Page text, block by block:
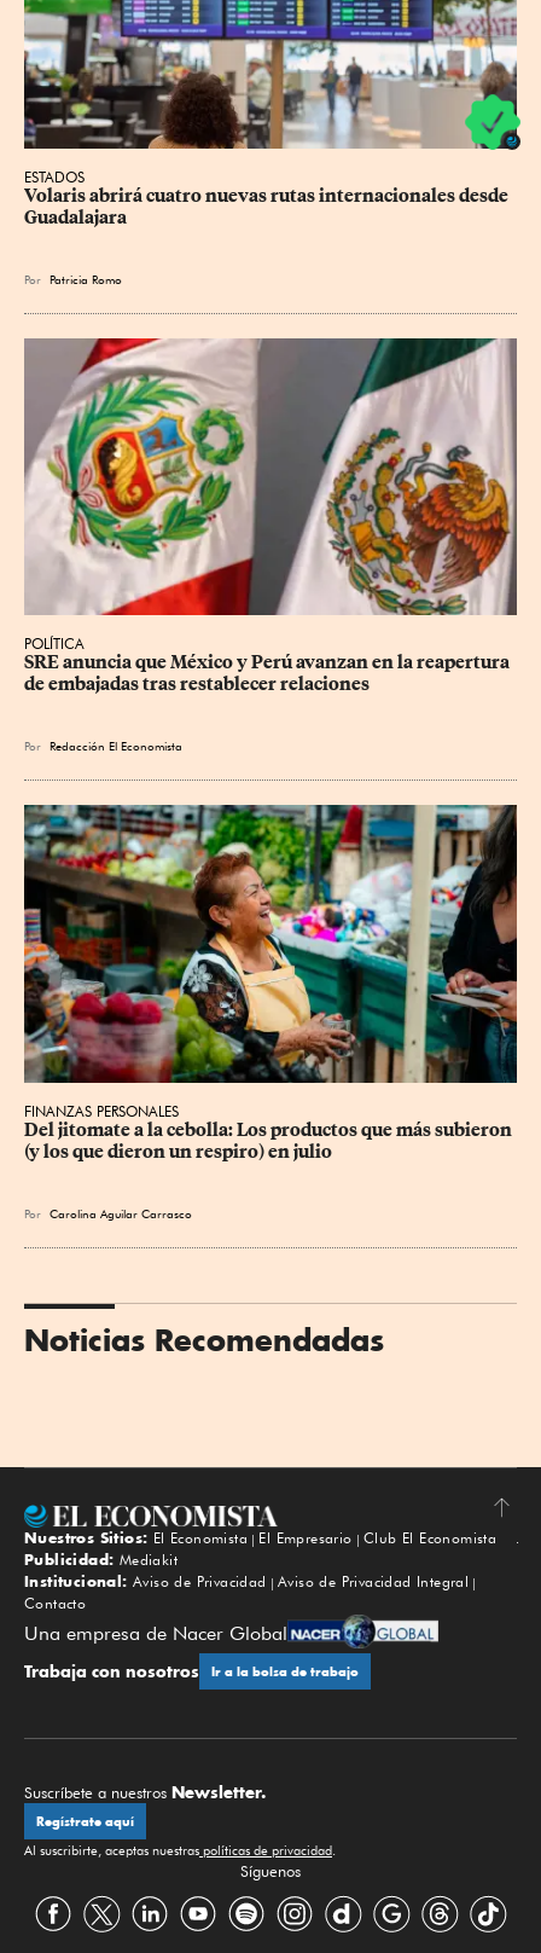
ESTADOS
Volaris abrirá cuatro nuevas rutas internacionales desde
Guadalajara
Por Patricia Romo
POLÍTICA
SRE anuncia que México y Perú avanzan en la reapertura
de embajadas tras restablecer relaciones
Por Redacción El Economista
FINANZAS PERSONALES
Del jitomate a la cebolla: Los productos que más subieron
(y los que dieron un respiro) en julio
Por Carolina Aguilar Carrasco
Noticias Recomendadas
Subir
Nuestros Sitios: El Economista El Empresario
Club El Economista
Publicidad: Mediakit
Institucional: Aviso de Privacidad
Aviso de Privacidad Integral
Contacto
Una empresa de Nacer Global
Trabaja con nosotros Ir a la bolsa de trabajo
Suscríbete a nuestros Newsletter.
Regístrate aquí
Al suscribirte, aceptas nuestras políticas de privacidad
Síguenos